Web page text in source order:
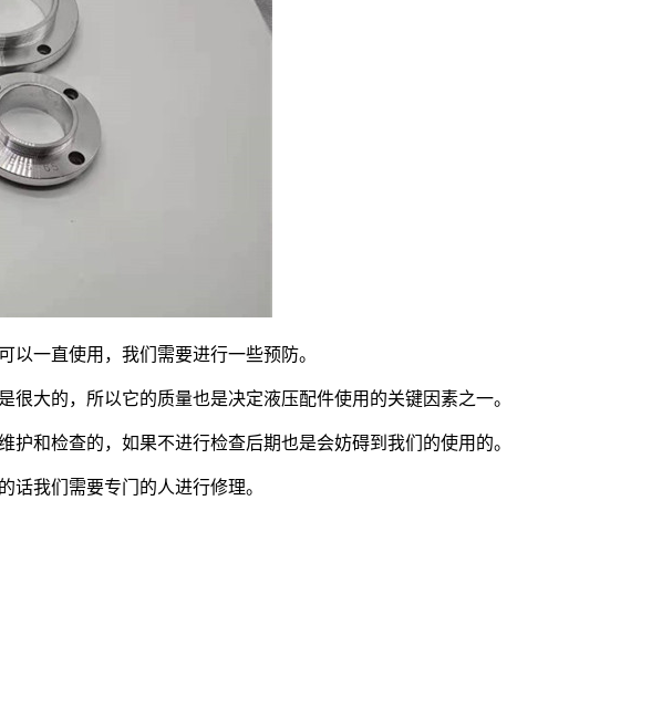
一直使用，我们需要进行一些预防。
大的，所以它的质量也是决定液压配件使用的关键因素之一。
和检查的，如果不进行检查后期也是会妨碍到我们的使用的。
我们需要专门的人进行修理。